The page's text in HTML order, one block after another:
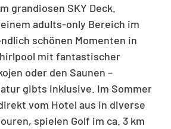
grandiosen SKY Deck.
adults-only Bereich im
schönen Momenten in
mit fantastischer
oder den Saunen –
gibts inklusive. Im Sommer
vom Hotel aus in diverse
spielen Golf im ca. 3 km